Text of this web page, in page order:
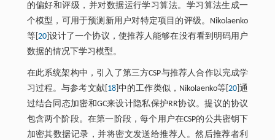
的偏好和评级，并对数据运行学习算法。学习算法生成一
个模型，可用于预测新用户对特定项目的评级。Nikolaenko
等[ 20]设计了一个协议，使推荐人能够在没有看到明码用户
数据的情况下学习模型。
在此系统架构中，引入了第三方CSP与推荐人合作以完成学
习过程。与参考文献[ 18]中的工作类似，Nikolaenko等[20 ]通
过结合同态加密和GC来设计隐私保护RR协议。提议的协议
包含两个阶段。在第一阶段，每个用户在CSP的公共密钥下
加密其数据记录，并将密文发送给推荐人。然后推荐者利